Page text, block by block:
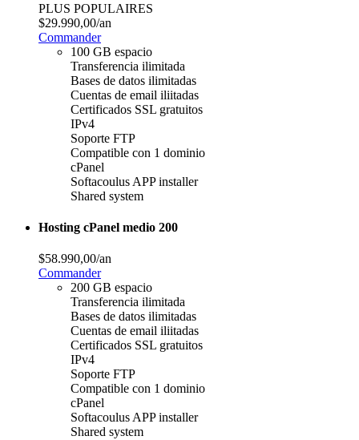
PLUS POPULAIRES
$29.990,00/an
Commander
100 GB espacio
Transferencia ilimitada
Bases de datos ilimitadas
Cuentas de email iliitadas
Certificados SSL gratuitos
IPv4
Soporte FTP
Compatible con 1 dominio
cPanel
Softacoulus APP installer
Shared system
Hosting cPanel medio 200
$58.990,00/an
Commander
200 GB espacio
Transferencia ilimitada
Bases de datos ilimitadas
Cuentas de email iliitadas
Certificados SSL gratuitos
IPv4
Soporte FTP
Compatible con 1 dominio
cPanel
Softacoulus APP installer
Shared system